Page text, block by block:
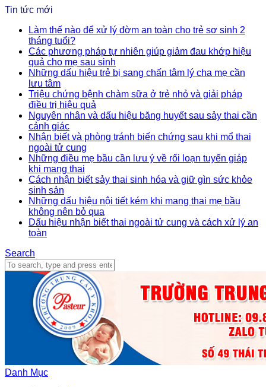
Tin tức mới
Làm thế nào để xử lý đờm an toàn cho trẻ sơ sinh 2
tháng tuổi?
Các phương pháp tự nhiên giúp giảm đau khớp hiệu
quả cho mẹ sau sinh
Những dấu hiệu trẻ bị sang chấn tâm lý cha mẹ cần
lưu tâm
Triệu chứng bệnh chàm sữa ở trẻ nhỏ và giải pháp
điều trị hiệu quả
Nguyên nhân và dấu hiệu băng huyết sau sảy thai cần
cảnh giác
Nhận biết và phòng tránh biến chứng sau khi mổ thai
ngoài tử cung
Những điều mẹ bầu cần lưu ý về rối loạn tuyến giáp
khi mang thai
Cách nhận biết sảy thai sinh hóa và giữ gìn sức khỏe
sinh sản
Những dấu hiệu nội tiết kém khi mang thai mẹ bầu
không nên bỏ qua
Dấu hiệu nhận biết thai ngoài tử cung và cách xử lý an
toàn
Search
Danh Mục